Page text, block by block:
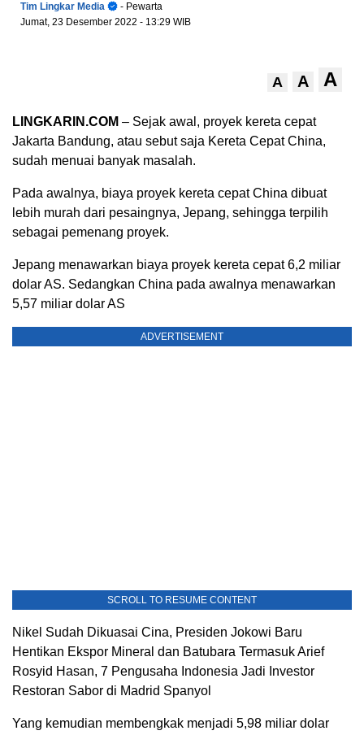
Tim Lingkar Media
- Pewarta
Jumat, 23 Desember 2022 - 13:29 WIB
A A A
LINGKARIN.COM – Sejak awal, proyek kereta cepat
Jakarta Bandung, atau sebut saja Kereta Cepat China,
sudah menuai banyak masalah.
Pada awalnya, biaya proyek kereta cepat China dibuat
lebih murah dari pesaingnya, Jepang, sehingga terpilih
sebagai pemenang proyek.
Jepang menawarkan biaya proyek kereta cepat 6,2 miliar
dolar AS. Sedangkan China pada awalnya menawarkan
5,57 miliar dolar AS
ADVERTISEMENT
SCROLL TO RESUME CONTENT
Nikel Sudah Dikuasai Cina, Presiden Jokowi Baru
Hentikan Ekspor Mineral dan Batubara Termasuk Arief
Rosyid Hasan, 7 Pengusaha Indonesia Jadi Investor
Restoran Sabor di Madrid Spanyol
Yang kemudian membengkak menjadi 5,98 miliar dolar